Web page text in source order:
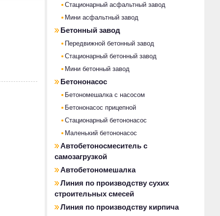
Стационарный асфальтный завод
Мини асфальтный завод
Бетонный завод
Передвижной бетонный завод
Стационарный бетонный завод
Мини бетонный завод
Бетононасос
Бетономешалка с насосом
Бетононасос прицепной
Стационарный бетононасос
Маленький бетононасос
Автобетоносмеситель с
самозагрузкой
Автобетономешалка
Линия по производству сухих
строительных смесей
Линия по производству кирпича